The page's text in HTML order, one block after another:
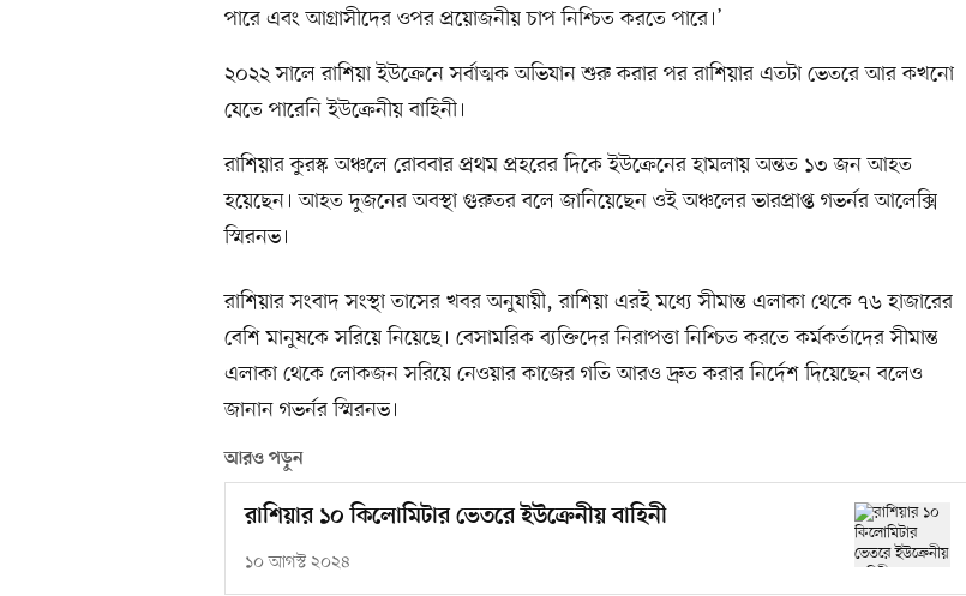
পারে এবং আগ্রাসীদের ওপর প্রয়োজনীয় চাপ নিশ্চিত করতে পারে।’
২০২২ সালে রাশিয়া ইউক্রেনে সর্বাত্মক অভিযান শুরু করার পর রাশিয়ার এতটা ভেতরে আর কখনো
যেতে পারেনি ইউক্রেনীয় বাহিনী।
রাশিয়ার কুরস্ক অঞ্চলে রোববার প্রথম প্রহরের দিকে ইউক্রেনের হামলায় অন্তত ১৩ জন আহত
হয়েছেন। আহত দুজনের অবস্থা গুরুতর বলে জানিয়েছেন ওই অঞ্চলের ভারপ্রাপ্ত গভর্নর আলেক্সি
স্মিরনভ।
রাশিয়ার সংবাদ সংস্থা তাসের খবর অনুযায়ী, রাশিয়া এরই মধ্যে সীমান্ত এলাকা থেকে ৭৬ হাজারের
বেশি মানুষকে সরিয়ে নিয়েছে। বেসামরিক ব্যক্তিদের নিরাপত্তা নিশ্চিত করতে কর্মকর্তাদের সীমান্ত
এলাকা থেকে লোকজন সরিয়ে নেওয়ার কাজের গতি আরও দ্রুত করার নির্দেশ দিয়েছেন বলেও
জানান গভর্নর স্মিরনভ।
আরও পড়ুন
রাশিয়ার ১০ কিলোমিটার ভেতরে ইউক্রেনীয় বাহিনী
১০ আগস্ট ২০২৪